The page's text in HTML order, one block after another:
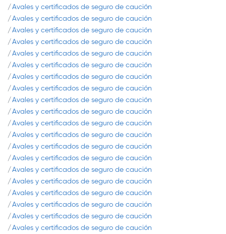
Avales y certificados de seguro de caución
Avales y certificados de seguro de caución
Avales y certificados de seguro de caución
Avales y certificados de seguro de caución
Avales y certificados de seguro de caución
Avales y certificados de seguro de caución
Avales y certificados de seguro de caución
Avales y certificados de seguro de caución
Avales y certificados de seguro de caución
Avales y certificados de seguro de caución
Avales y certificados de seguro de caución
Avales y certificados de seguro de caución
Avales y certificados de seguro de caución
Avales y certificados de seguro de caución
Avales y certificados de seguro de caución
Avales y certificados de seguro de caución
Avales y certificados de seguro de caución
Avales y certificados de seguro de caución
Avales y certificados de seguro de caución
Avales y certificados de seguro de caución